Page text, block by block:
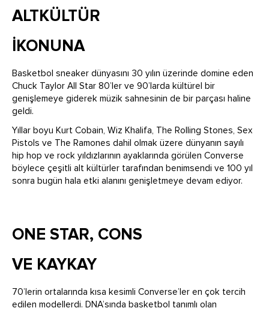
ALTKÜLTÜR
İKONUNA
Basketbol sneaker dünyasını 30 yılın üzerinde domine eden
Chuck Taylor All Star 80’ler ve 90’larda kültürel bir
genişlemeye giderek müzik sahnesinin de bir parçası haline
geldi.
Yıllar boyu Kurt Cobain, Wiz Khalifa, The Rolling Stones, Sex
Pistols ve The Ramones dahil olmak üzere dünyanın sayılı
hip hop ve rock yıldızlarının ayaklarında görülen Converse
böylece çeşitli alt kültürler tarafından benimsendi ve 100 yıl
sonra bugün hala etki alanını genişletmeye devam ediyor.
ONE STAR, CONS
VE KAYKAY
70’lerin ortalarında kısa kesimli Converse’ler en çok tercih
edilen modellerdi. DNA’sında basketbol tanımlı olan